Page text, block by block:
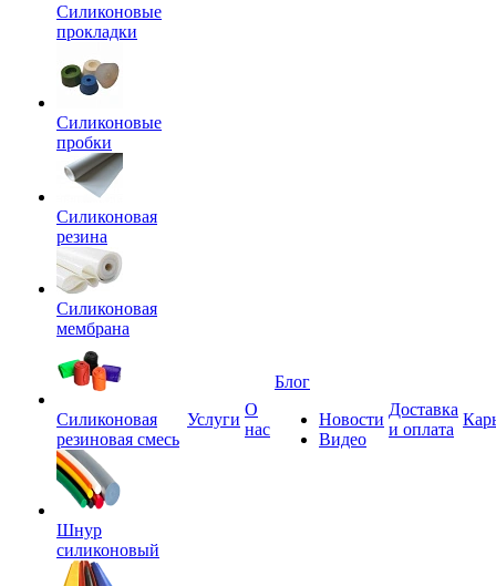
Силиконовые
прокладки
Силиконовые
пробки
Силиконовая
резина
Силиконовая
мембрана
Силиконовая
резиновая смесь
Шнур
силиконовый
Услуги
О
нас
Блог
Новости
Видео
Доставка
и оплата